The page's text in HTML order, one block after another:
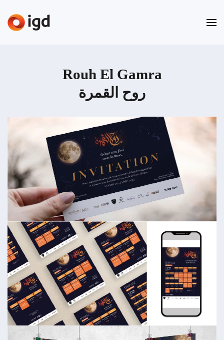
Passer au contenu principal
Rouh El Gamra
روح القمرة